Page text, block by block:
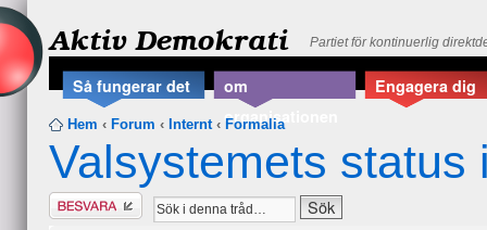
Aktiv Demokrati Partiet för kontinuerlig
Så fungerar det
om
organisationen
Engagera dig
Hem ‹ Forum ‹ Internt ‹ Formalia
Valsystemets status
Besvara